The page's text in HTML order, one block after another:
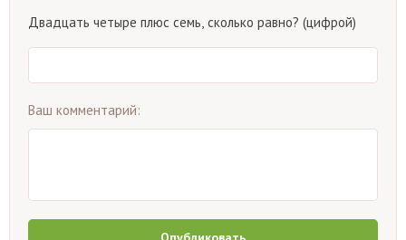
Двадцать четыре плюс семь, сколько равно? (цифрой)
Ваш комментарий: